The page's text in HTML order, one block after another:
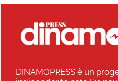
DINAMOPRESS è un